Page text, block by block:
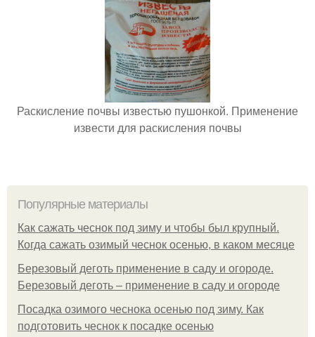
Раскисление почвы известью пушонкой. Применение
извести для раскисления почвы
Популярные материалы
Как сажать чеснок под зиму и чтобы был крупный.
Когда сажать озимый чеснок осенью, в каком месяце
Березовый деготь применение в саду и огороде.
Березовый деготь – применение в саду и огороде
Посадка озимого чеснока осенью под зиму. Как
подготовить чеснок к посадке осенью